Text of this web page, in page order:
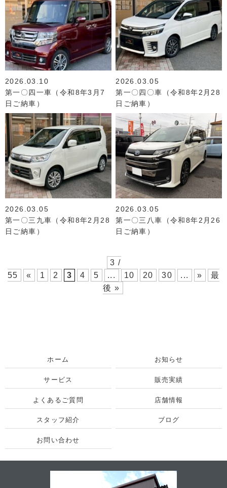
2026.03.10
第一〇四一車（令和8年3月7
日ご納車）
2026.03.05
第一〇四〇車（令和8年2月28
日ご納車）
2026.03.05
第一〇三九車（令和8年2月28
日ご納車）
2026.03.05
第一〇三八車（令和8年2月26
日ご納車）
3 /
55
« 1 2 3 4 5 ... 10 20 30 ... »
最
後 »
ホーム お知らせ
サービス 販売実績
よくあるご質問 店舗情報
スタッフ紹介 ブログ
お問い合わせ